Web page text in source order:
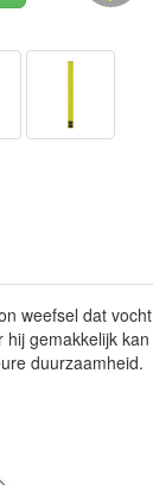
weefsel dat
gemakkelijk
duurzaamheid.